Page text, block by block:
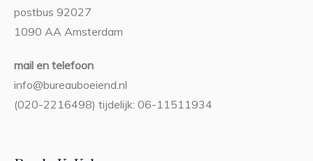
postbus 92027
1090 AA Amsterdam
mail en telefoon
info@bureauboeiend.nl
(020-2216498) tijdelijk: 06-11511934